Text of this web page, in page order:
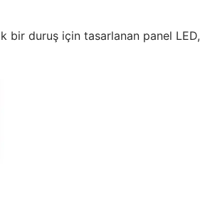
bir duruş için tasarlanan panel LED,